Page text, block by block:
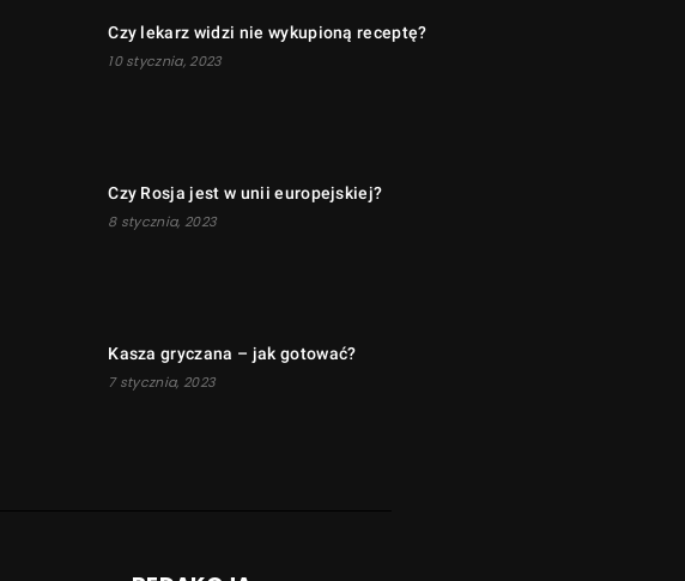
Czy lekarz widzi nie wykupioną receptę?
10 stycznia, 2023
Czy Rosja jest w unii europejskiej?
8 stycznia, 2023
Kasza gryczana – jak gotować?
7 stycznia, 2023